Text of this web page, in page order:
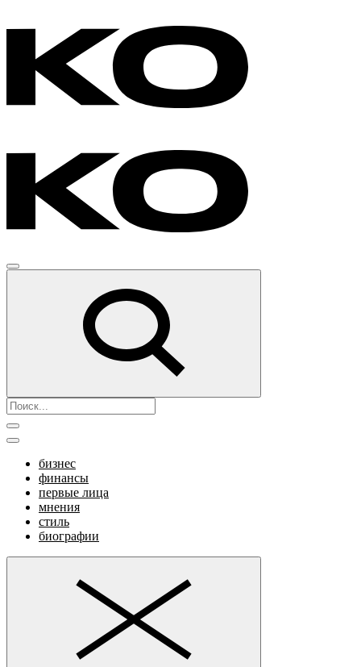
бизнес
финансы
первые лица
мнения
стиль
биографии